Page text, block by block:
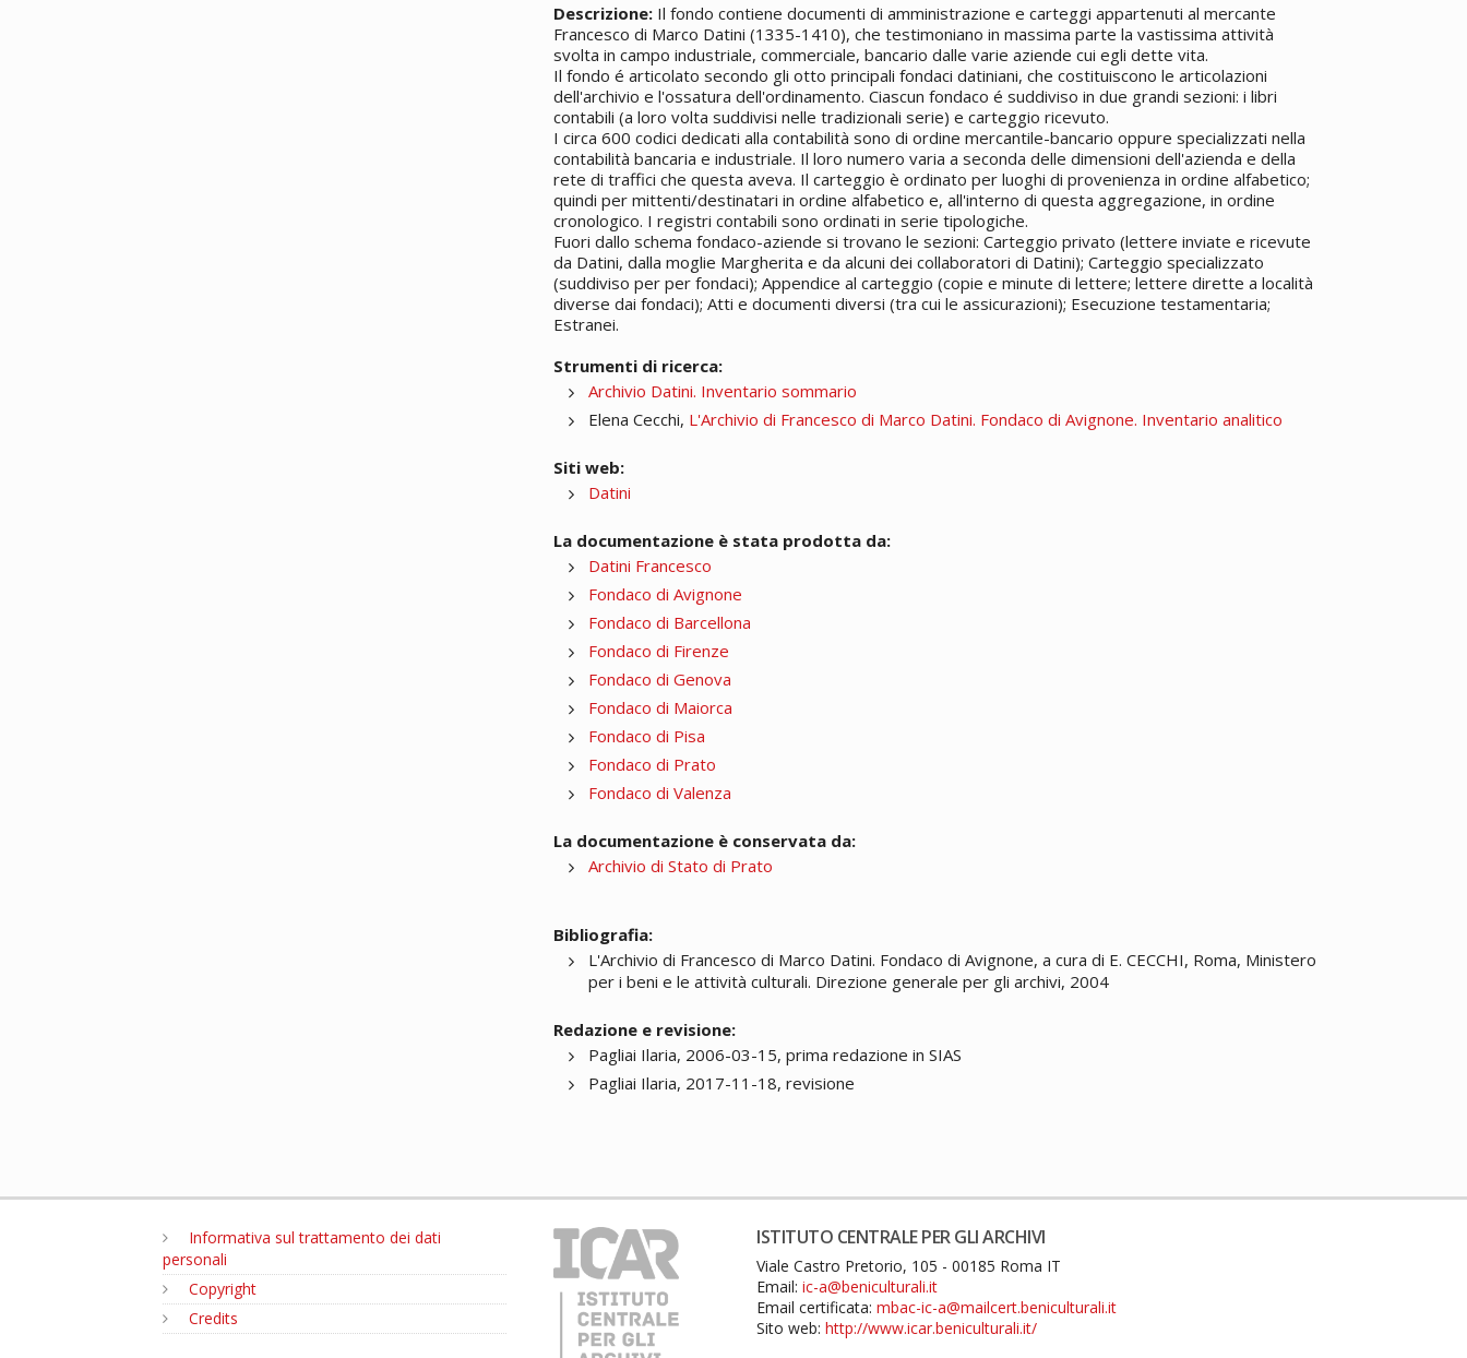
Descrizione: Il fondo contiene documenti di amministrazione e carteggi appartenuti al mercante
Francesco di Marco Datini (1335-1410), che testimoniano in massima parte la vastissima attività
svolta in campo industriale, commerciale, bancario dalle varie aziende cui egli dette vita.
Il fondo é articolato secondo gli otto principali fondaci datiniani, che costituiscono le articolazioni
dell'archivio e l'ossatura dell'ordinamento. Ciascun fondaco é suddiviso in due grandi sezioni: i libri
contabili (a loro volta suddivisi nelle tradizionali serie) e carteggio ricevuto.
I circa 600 codici dedicati alla contabilità sono di ordine mercantile-bancario oppure specializzati nella
contabilità bancaria e industriale. Il loro numero varia a seconda delle dimensioni dell'azienda e della
rete di traffici che questa aveva. Il carteggio è ordinato per luoghi di provenienza in ordine alfabetico;
quindi per mittenti/destinatari in ordine alfabetico e, all'interno di questa aggregazione, in ordine
cronologico. I registri contabili sono ordinati in serie tipologiche.
Fuori dallo schema fondaco-aziende si trovano le sezioni: Carteggio privato (lettere inviate e ricevute
da Datini, dalla moglie Margherita e da alcuni dei collaboratori di Datini); Carteggio specializzato
(suddiviso per per fondaci); Appendice al carteggio (copie e minute di lettere; lettere dirette a località
diverse dai fondaci); Atti e documenti diversi (tra cui le assicurazioni); Esecuzione testamentaria;
Estranei.
Strumenti di ricerca:
Archivio Datini. Inventario sommario
Elena Cecchi, L'Archivio di Francesco di Marco Datini. Fondaco di Avignone. Inventario analitico
Siti web:
Datini
La documentazione è stata prodotta da:
Datini Francesco
Fondaco di Avignone
Fondaco di Barcellona
Fondaco di Firenze
Fondaco di Genova
Fondaco di Maiorca
Fondaco di Pisa
Fondaco di Prato
Fondaco di Valenza
La documentazione è conservata da:
Archivio di Stato di Prato
Bibliografia:
L'Archivio di Francesco di Marco Datini. Fondaco di Avignone, a cura di E. CECCHI, Roma, Ministero
per i beni e le attività culturali. Direzione generale per gli archivi, 2004
Redazione e revisione:
Pagliai Ilaria, 2006-03-15, prima redazione in SIAS
Pagliai Ilaria, 2017-11-18, revisione
Informativa sul trattamento dei dati
personali
Copyright
Credits
ISTITUTO CENTRALE PER GLI ARCHIVI
Viale Castro Pretorio, 105 - 00185 Roma IT
Email:ic-a@beniculturali.it
Email certificata:mbac-ic-a@mailcert.beniculturali.it
Sito web:http://www.icar.beniculturali.it/